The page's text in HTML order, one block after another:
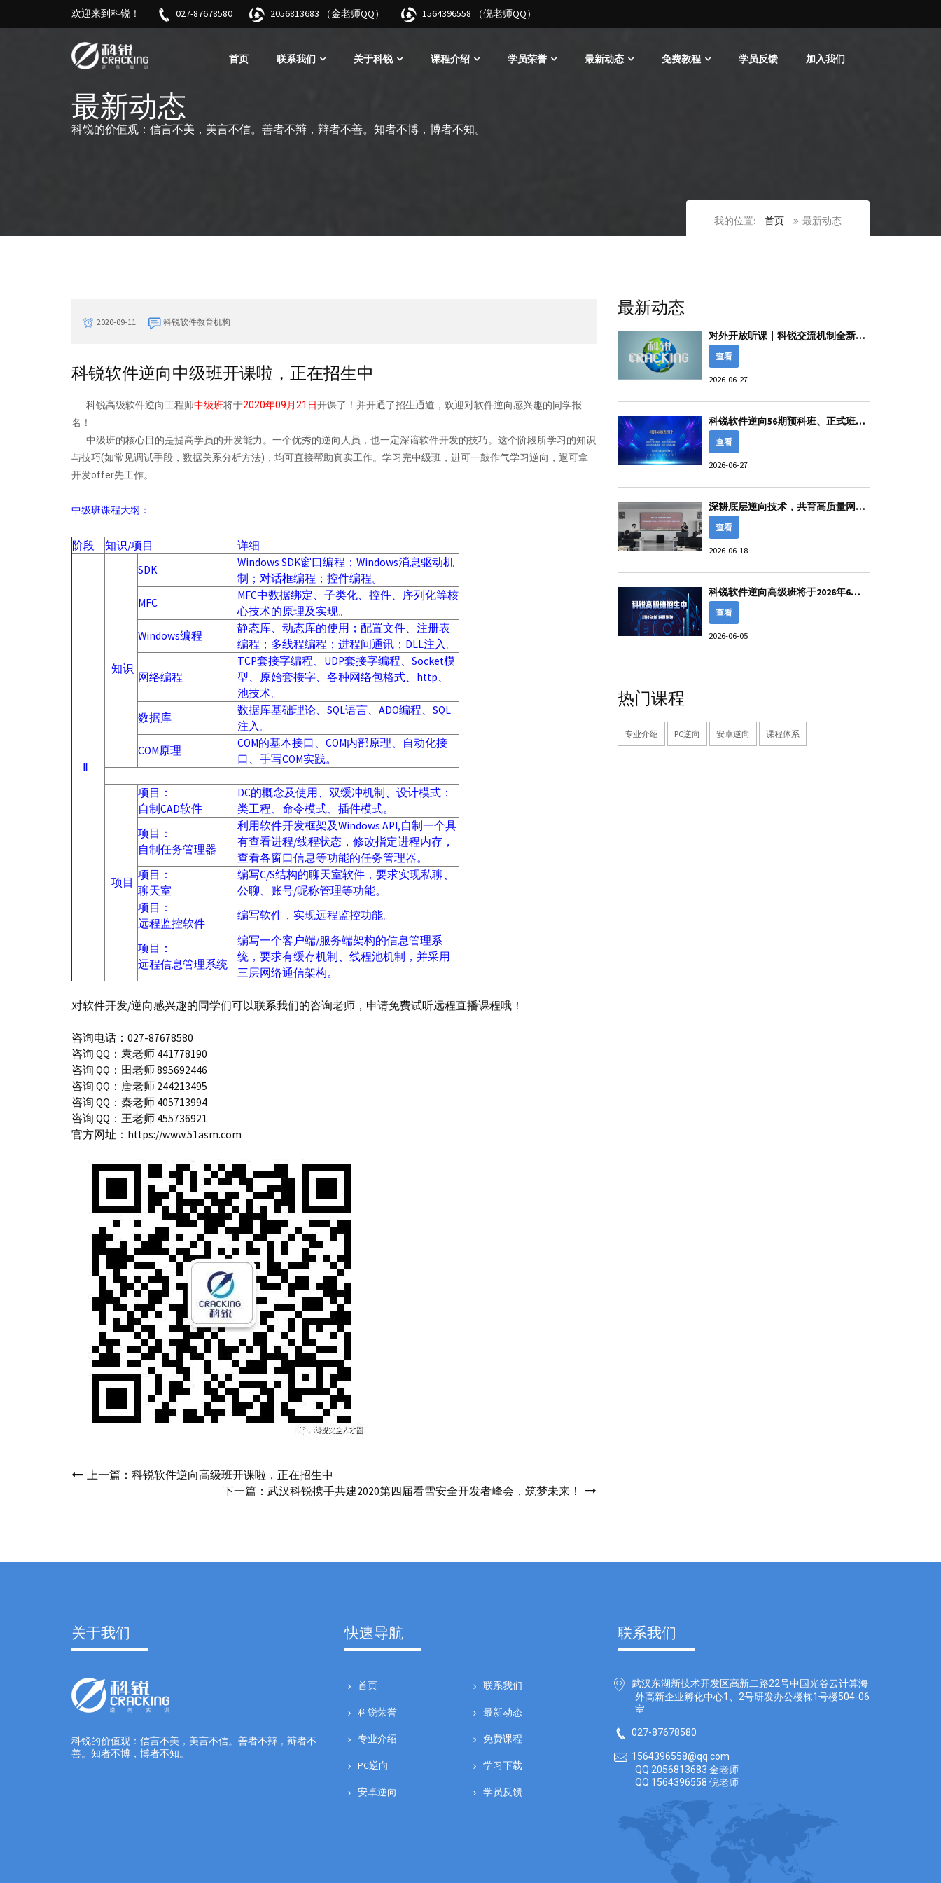
欢迎来到科锐！ 027-87678580 2056813683 （金老师QQ） 1564396558 （倪老师QQ）
首页 联系我们 关于科锐 课程介绍 学员荣誉 最新动态 免费教程 学员反馈 加入我们
最新动态
科锐的价值观：信言不美，美言不信。善者不辩，辩者不善。知者不博，博者不知。
我的位置: 首页 最新动态
2020-09-11 科锐软件教育机构
科锐软件逆向中级班开课啦，正在招生中
科锐高级软件逆向工程师中级班将于2020年09月21日开课了！并开通了招生通道，欢迎对软件逆向感兴趣的同学报
名！
中级班的核心目的是提高学员的开发能力。一个优秀的逆向人员，也一定深谙软件开发的技巧。这个阶段所学习的知识
与技巧(如常见调试手段，数据关系分析方法)，均可直接帮助真实工作。学习完中级班，进可一鼓作气学习逆向，退可拿
开发offer先工作。
中级班课程大纲：
阶段 知识/项目 详细
Ⅱ
知识
SDK
Windows SDK窗口编程；Windows消息驱动机
制；对话框编程；控件编程。
MFC
MFC中数据绑定、子类化、控件、序列化等核
心技术的原理及实现。
Windows编程
静态库、动态库的使用；配置文件、注册表
编程；多线程编程；进程间通讯；DLL注入。
网络编程
TCP套接字编程、UDP套接字编程、Socket模
型、原始套接字、各种网络包格式、http、
池技术。
数据库
数据库基础理论、SQL语言、ADO编程、SQL
注入。
COM原理
COM的基本接口、COM内部原理、自动化接
口、手写COM实践。
项目
项目：
自制CAD软件
DC的概念及使用、双缓冲机制、设计模式：
类工程、命令模式、插件模式。
项目：
自制任务管理器
利用软件开发框架及Windows API,自制一个具
有查看进程/线程状态，修改指定进程内存，
查看各窗口信息等功能的任务管理器。
项目：
聊天室
编写C/S结构的聊天室软件，要求实现私聊、
公聊、账号/昵称管理等功能。
项目：
远程监控软件
编写软件，实现远程监控功能。
项目：
远程信息管理系统
编写一个客户端/服务端架构的信息管理系
统，要求有缓存机制、线程池机制，并采用
三层网络通信架构。
对软件开发/逆向感兴趣的同学们可以联系我们的咨询老师，申请免费试听远程直播课程哦！
咨询电话：027-87678580
咨询 QQ：袁老师 441778190
咨询 QQ：田老师 895692446
咨询 QQ：唐老师 244213495
咨询 QQ：秦老师 405713994
咨询 QQ：王老师 455736921
官方网址： https://www.51asm.com
上一篇：科锐软件逆向高级班开课啦，正在招生中
下一篇：武汉科锐携手共建2020第四届看雪安全开发者峰会，筑梦未来！
最新动态
对外开放听课｜科锐交流机制全新优
化！随时到访、无需老师陪同
查看
2026-06-27
科锐软件逆向56期预科班、正式班开
始火爆招生报名啦！！！
查看
2026-06-27
深耕底层逆向技术，共育高质量网安
人才——钱林松老师受邀赴中南民族
大学开展软件逆向工程专题讲座。
查看
2026-06-18
科锐软件逆向高级班将于2026年6月
中旬开课，正在招生中！
查看
2026-06-05
热门课程
专业介绍 PC逆向 安卓逆向 课程体系
关于我们
科锐的价值观：信言不美，美言不信。善者不辩，辩者不
善。知者不博，博者不知。
快速导航
首页 联系我们
科锐荣誉 最新动态
专业介绍 免费课程
PC逆向 学习下载
安卓逆向 学员反馈
联系我们
武汉东湖新技术开发区高新二路22号中国光谷云计算海
外高新企业孵化中心1、2号研发办公楼栋1号楼504-06
室
027-87678580
1564396558@qq.com
QQ 2056813683 金老师
QQ 1564396558 倪老师